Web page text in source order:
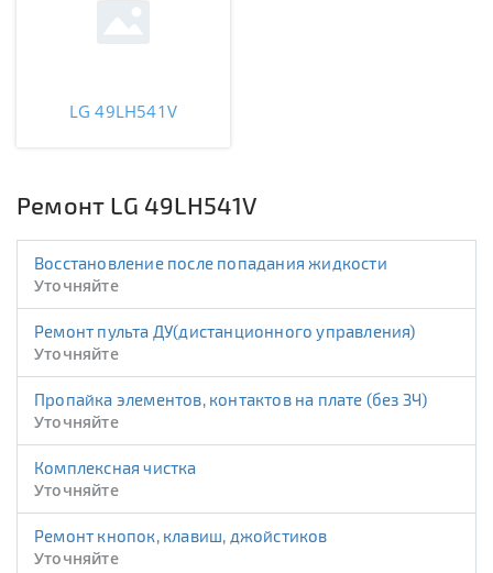
LG 49LH541V
Ремонт LG 49LH541V
Восстановление после попадания жидкости
Уточняйте
Ремонт пульта ДУ(дистанционного управления)
Уточняйте
Пропайка элементов, контактов на плате (без ЗЧ)
Уточняйте
Комплексная чистка
Уточняйте
Ремонт кнопок, клавиш, джойстиков
Уточняйте